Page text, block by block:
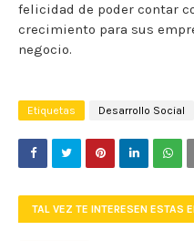
felicidad de poder contar
crecimiento para sus
negocio.
Etiquetas Desarrollo Social
TAL VEZ TE INTERESEN ESTAS